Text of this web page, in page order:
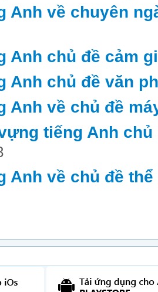
Anh về chuyên
Anh chủ đề cảm
Anh chủ đề văn
Anh về chủ đề
tiếng Anh
Anh về chủ đề